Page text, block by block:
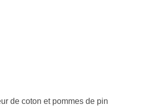
de coton et pommes de pin